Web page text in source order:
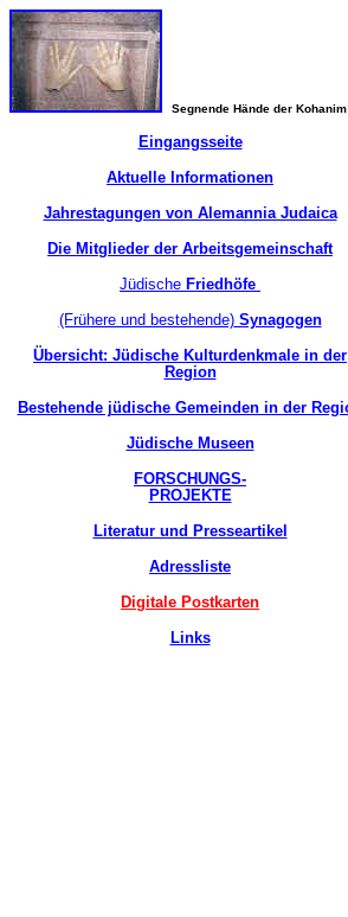
Segnende Hände der
Eingangsseite
Aktuelle Informationen
Jahrestagungen von Alemannia Judaica
Die Mitglieder der Arbeitsgemeinschaft
Jüdische Friedhöfe
(Frühere und bestehende)Synagogen
Übersicht: Jüdische Kulturdenkmale in der
Region
Bestehende jüdische Gemeinden in der
Jüdische Museen
FORSCHUNGS-
PROJEKTE
Literatur und Presseartikel
Adressliste
Digitale Postkarten
Links